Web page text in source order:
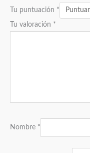
Tu puntuación *
Tu valoración *
Nombre *